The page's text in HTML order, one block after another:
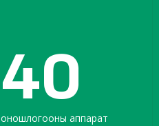
40
оношлогооны аппарат